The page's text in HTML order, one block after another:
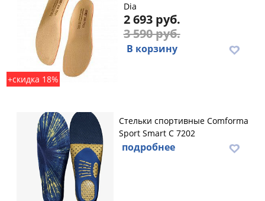
+скидка 18%
Dia
2 693 руб.
3 590 руб.
В корзину
Стельки спортивные Comforma
Sport Smart С 7202
подробнее